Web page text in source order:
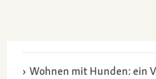
Wohnen mit Hunden: ein